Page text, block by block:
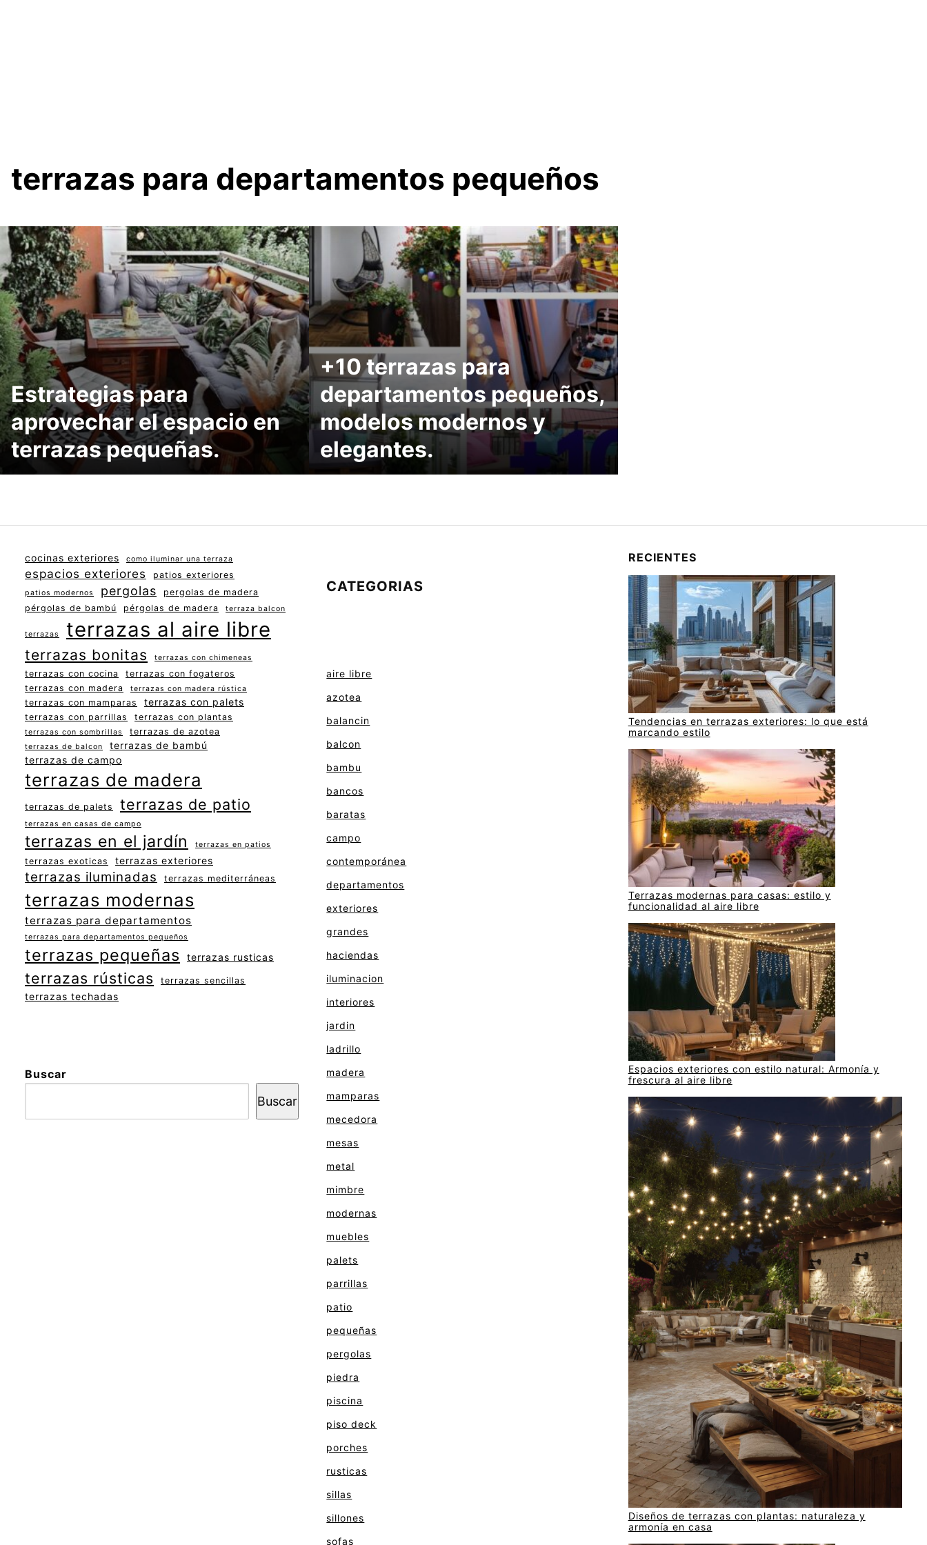
terrazas para departamentos pequeños
Estrategias para
aprovechar el espacio en
terrazas pequeñas.
+10 terrazas para
departamentos pequeños,
modelos modernos y
elegantes.
cocinas exteriores como iluminar una terraza
espacios exteriores patios exteriores
patios modernos pergolas
pergolas de madera
pérgolas de bambú
pérgolas de madera terraza balcon
terrazas terrazas al aire libre
terrazas bonitas terrazas con chimeneas
terrazas con cocina
terrazas con fogateros
terrazas con madera
terrazas con madera rústica
terrazas con mamparas terrazas con palets
terrazas con parrillas terrazas con plantas
terrazas con sombrillas terrazas de azotea
terrazas de balcon
terrazas de bambú
terrazas de campo
terrazas de madera
terrazas de palets terrazas de patio
terrazas en casas de campo
terrazas en el jardín terrazas en patios
terrazas exoticas terrazas exteriores
terrazas iluminadas terrazas mediterráneas
terrazas modernas
terrazas para departamentos
terrazas para departamentos pequeños
terrazas pequeñas terrazas rusticas
terrazas rústicas terrazas sencillas
terrazas techadas
Buscar
Buscar
CATEGORIAS
aire libre
azotea
balancin
balcon
bambu
bancos
baratas
campo
contemporánea
departamentos
exteriores
grandes
haciendas
iluminacion
interiores
jardin
ladrillo
madera
mamparas
mecedora
mesas
metal
mimbre
modernas
muebles
palets
parrillas
patio
pequeñas
pergolas
piedra
piscina
piso deck
porches
rusticas
sillas
sillones
sofas
RECIENTES
Tendencias en terrazas exteriores: lo que está
marcando estilo
Terrazas modernas para casas: estilo y
funcionalidad al aire libre
Espacios exteriores con estilo natural: Armonía y
frescura al aire libre
Diseños de terrazas con plantas: naturaleza y
armonía en casa